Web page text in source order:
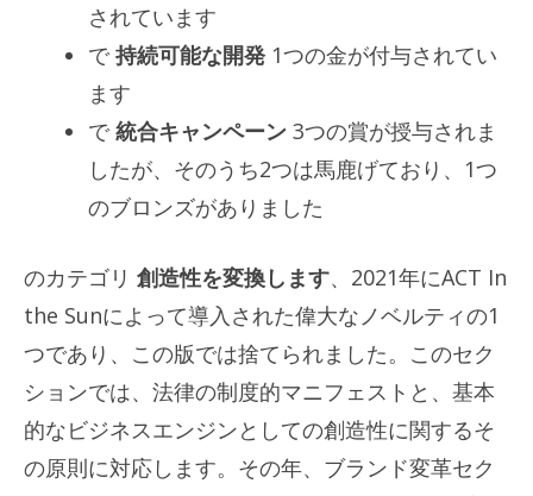
されています
で持続可能な開発 1つの金が付与されてい
ます
で統合キャンペーン 3つの賞が授与されま
したが、そのうち2つは馬鹿げており、1つ
のブロンズがありました
のカテゴリ 創造性を変換します、2021年にACT In
the Sunによって導入された偉大なノベルティの1
つであり、この版では捨てられました。このセク
ションでは、法律の制度的マニフェストと、基本
的なビジネスエンジンとしての創造性に関するそ
の原則に対応します。その年、ブランド変革セク